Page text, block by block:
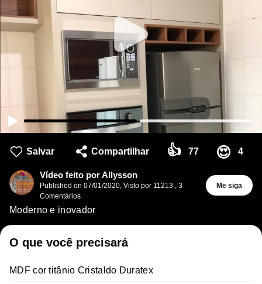
Salvar Compartilhar 👍 77 😍 4
Vídeo feito por Allysson
Published on 07/01/2020, Visto por 11213 , 3
Comentários
Me siga
Moderno e inovador
O que você precisará
MDF cor titânio Cristaldo Duratex